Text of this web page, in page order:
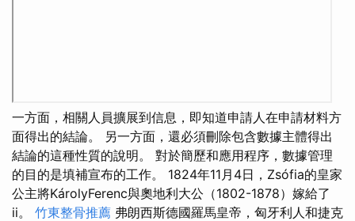
一方面，相關人員擴展到信息，即知道申請人在申請材料方
面得出的結論。 另一方面，還必須刪除包含數據主體得出
結論的這種性質的說明。 對於簡歷和應用程序，數據管理
的目的是填補宣布的工作。 1824年11月4日，Zsófia的皇家
公主將KárolyFerenc與奧地利大公（1802-1878）嫁給了
ii。 竹東整骨推薦 弗朗西斯德國羅馬皇帝，匈牙利人和捷克